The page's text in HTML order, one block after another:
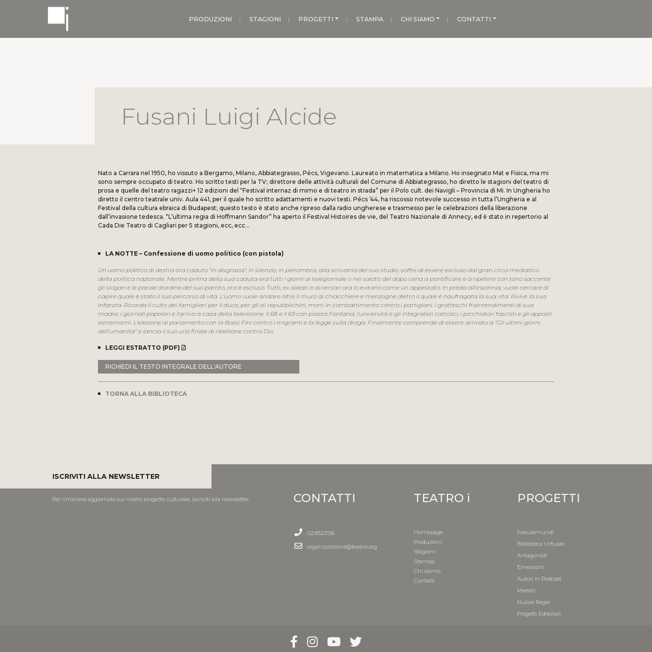
PRODUZIONI STAGIONI PROGETTI STAMPA CHI SIAMO CONTATTI
Fusani Luigi Alcide
Nato a Carrara nel 1950, ho vissuto a Bergamo, Milano, Abbiategrasso, Pécs, Vigevano. Laureato in matematica a Milano. Ho insegnato Mat e Fisica, ma mi
sono sempre occupato di teatro. Ho scritto testi per la TV; direttore delle attività culturali del Comune di Abbiategrasso, ho diretto le stagioni del teatro di
prosa e quelle del teatro ragazzi+ 12 edizioni del “Festival internaz di mimo e di teatro in strada” per il Polo cult. dei Navigli – Provincia di Mi. In Ungheria ho
diretto il centro teatrale univ. Aula 441, per il quale ho scritto adattamenti e nuovi testi. Pécs ’44, ha riscosso notevole successo in tutta l’Ungheria e al
Festival della cultura ebraica di Budapest; questo testo è stato anche ripreso dalla radio ungherese e trasmesso per le celebrazioni della liberazione
dall’invasione tedesca. “L’ultima regia di Hoffmann Sandor” ha aperto il Festival Histoires de vie, del Teatro Nazionale di Annecy, ed è stato in repertorio al
Cada Die Teatro di Cagliari per 5 stagioni, ecc, ecc…
LA NOTTE – Confessione di uomo politico (con pistola)
Un uomo politico di destra ora caduto "in disgrazia", in silenzio, in penombra, alla scrivania del suo studio, soffre di essere escluso dal gran circo mediatico
della politica nazionale. Mentre prima della sua caduta era tutti i giorni al telegiornale o nei salotti del dopo cena a pontificare e a ripetere con tono saccente
gli slogan e le parole d'ordine del suo partito, ora è escluso. Tutti, ex alleati e avversari ora lo evitano come un appestato. In preda all'insonnia, vuole cercare di
capire quale è stato il suo percorso di vita. L'uomo vuole andare oltre il muro di chiacchiere e menzogne dietro il quale è naufragata la sua vita. Rivive la sua
infanzia. Ricorda il culto dei famigliari per il duce, per gli zii repubblichini, morti in combattimento contro i partigiani. I grotteschi fraintendimenti di sua
madre; i giornali popolari e l'arrivo a casa della televisione. Il 68 e il 69 con piazza Fontana; l'università e gli integralisti cattolici; i picchiatori fascisti e gli opposti
estremismi. L'elezione al parlamento con la Bossi Fini contro i migranti e la legge sulla droga. Finalmente comprende di essere arrivato a "Gli ultimi giorni
dell'umanità" e lancia il suo urlo finale di ribellione contro Dio.
LEGGI ESTRATTO (PDF)
RICHIEDI IL TESTO INTEGRALE DELL'AUTORE
TORNA ALLA BIBLIOTECA
ISCRIVITI ALLA NEWSLETTER
Per rimanere aggiornato sul nostro progetto culturale, iscriviti alla newsletter. CONTATTI
02.8323156
organizzazione@teatroi.org
TEATRO i
Homepage
Produzioni
Stagioni
Stampa
Chi siamo
Contatti
PROGETTI
Fabulamundi
Biblioteca Virtuale
Antagonisti
Emersioni
Autori in Podcast
Maestri
Nuove Regie
Progetti Editoriali